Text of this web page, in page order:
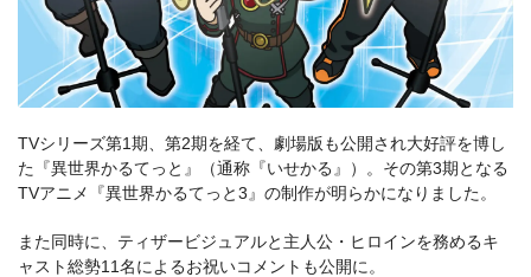
TVシリーズ第1期、第2期を経て、劇場版も公開され大好評を博し
た『異世界かるてっと』（通称『いせかる』）。その第3期となる
TVアニメ『異世界かるてっと3』の制作が明らかになりました。
また同時に、ティザービジュアルと主人公・ヒロインを務めるキ
ャスト総勢11名によるお祝いコメントも公開に。